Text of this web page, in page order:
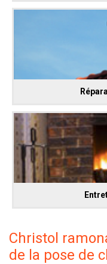
Christol
de la pose de